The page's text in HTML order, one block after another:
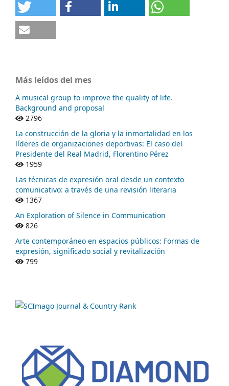
Más leídos del mes
A musical group to improve the quality of life.
Background and proposal
2796
La construcción de la gloria y la inmortalidad en los
líderes de organizaciones deportivas: El caso del
Presidente del Real Madrid, Florentino Pérez
1959
Las técnicas de expresión oral desde un contexto
comunicativo: a través de una revisión literaria
1367
An Exploration of Silence in Communication
826
Arte contemporáneo en espacios públicos: Formas de
expresión, significado social y revitalización
799